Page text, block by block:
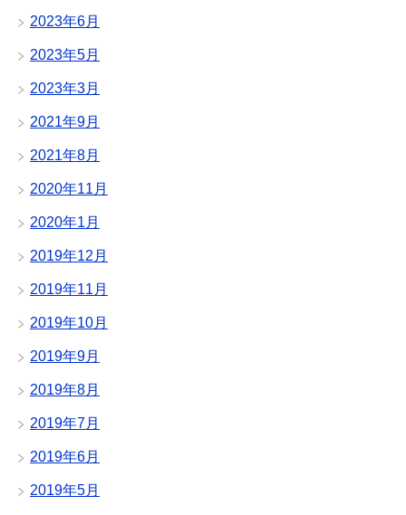
2023年6月
2023年5月
2023年3月
2021年9月
2021年8月
2020年11月
2020年1月
2019年12月
2019年11月
2019年10月
2019年9月
2019年8月
2019年7月
2019年6月
2019年5月